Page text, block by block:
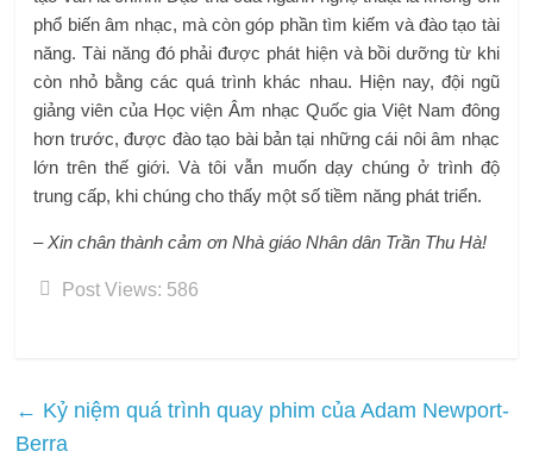
phổ biến âm nhạc, mà còn góp phần tìm kiếm và đào tạo tài
năng. Tài năng đó phải được phát hiện và bồi dưỡng từ khi
còn nhỏ bằng các quá trình khác nhau. Hiện nay, đội ngũ
giảng viên của Học viện Âm nhạc Quốc gia Việt Nam đông
hơn trước, được đào tạo bài bản tại những cái nôi âm nhạc
lớn trên thế giới. Và tôi vẫn muốn dạy chúng ở trình độ
trung cấp, khi chúng cho thấy một số tiềm năng phát triển.
– Xin chân thành cảm ơn Nhà giáo Nhân dân Trần Thu Hà!
Post Views: 586
← Kỷ niệm quá trình quay phim của Adam Newport-
Berra